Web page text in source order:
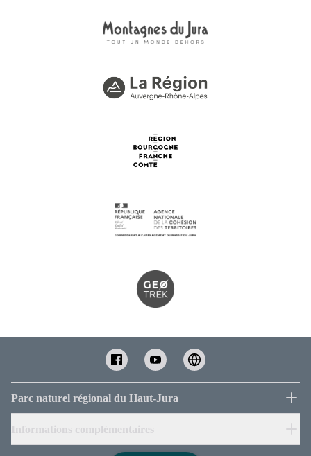
Parc naturel régional du Haut-Jura
Informations complémentaires